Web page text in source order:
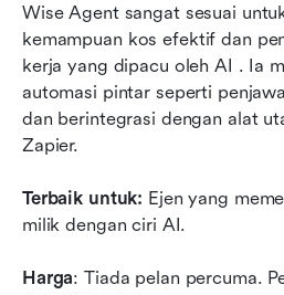
Wise Agent sangat sesuai
kemampuan kos efektif dan
kerja yang dipacu oleh AI . Ia
automasi pintar seperti
dan berintegrasi dengan alat
Zapier.
Terbaik untuk: Ejen yang
milik dengan ciri AI.
Harga: Tiada pelan percuma.